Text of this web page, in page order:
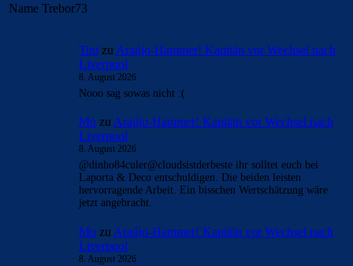
Name Trebor73
Tini zu Araújo-Hammer! Kapitän vor Wechsel nach
Liverpool
8. August 2026
Nooo sag sowas nicht :(
Mo zuAraújo-Hammer! Kapitän vor Wechsel nach
Liverpool
8. August 2026
@dinho84culer@cloudsistderbeste ihr solltet euch bei
Laporta & Deco entschuldigen. Die beiden leisten
hervorragende Arbeit. Ein bisschen Wertschätzung wäre
jetzt angebracht.
Mo zu Araújo-Hammer! Kapitän vor Wechsel nach
Liverpool
8. August 2026